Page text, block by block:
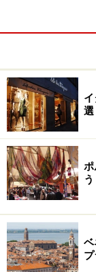
いホテルのひと
らは、ナポリ
ポリ滞在が期待
選
ポ
う
ベ